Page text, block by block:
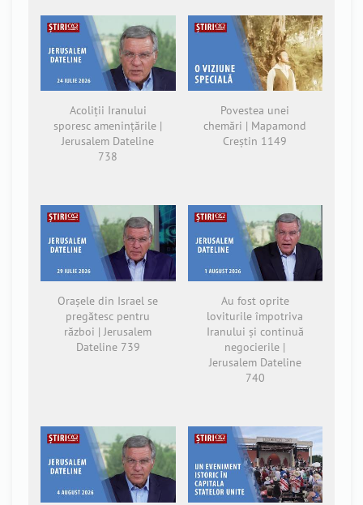
Acoliții Iranului
sporesc amenințările |
Jerusalem Dateline
738
Povestea unei
chemări | Mapamond
Creștin 1149
Orașele din Israel se
pregătesc pentru
război | Jerusalem
Dateline 739
Au fost oprite
loviturile împotriva
Iranului și continuă
negocierile |
Jerusalem Dateline
740